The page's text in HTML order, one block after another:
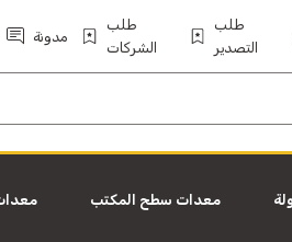
مدونة
طلب
الشركات
طلب
التصدير
معدات سطح المكتب